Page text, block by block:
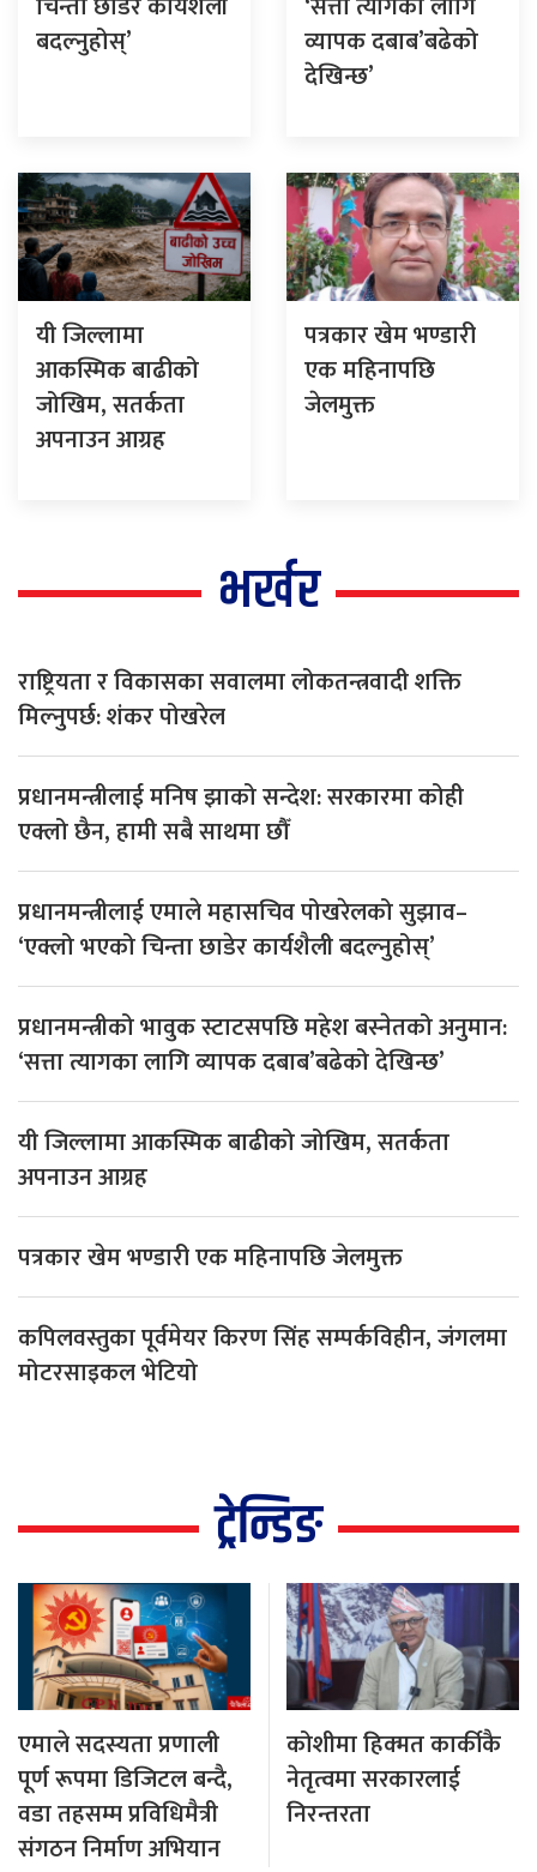
बदल्नुहोस्’
व्यापक दबाब’बढेको
देखिन्छ’
यी जिल्लामा
आकस्मिक बाढीको
जोखिम, सतर्कता
अपनाउन आग्रह
पत्रकार खेम भण्डारी
एक महिनापछि
जेलमुक्त
भर्खर
राष्ट्रियता र विकासका सवालमा लोकतन्त्रवादी शक्ति
मिल्नुपर्छ: शंकर पोखरेल
प्रधानमन्त्रीलाई मनिष झाको सन्देश: सरकारमा कोही
एक्लो छैन, हामी सबै साथमा छौँ
प्रधानमन्त्रीलाई एमाले महासचिव पोखरेलको सुझाव–
‘एक्लो भएको चिन्ता छाडेर कार्यशैली बदल्नुहोस्’
प्रधानमन्त्रीको भावुक स्टाटसपछि महेश बस्नेतको अनुमान:
‘सत्ता त्यागका लागि व्यापक दबाब’बढेको देखिन्छ’
यी जिल्लामा आकस्मिक बाढीको जोखिम, सतर्कता
अपनाउन आग्रह
पत्रकार खेम भण्डारी एक महिनापछि जेलमुक्त
कपिलवस्तुका पूर्वमेयर किरण सिंह सम्पर्कविहीन, जंगलमा
मोटरसाइकल भेटियो
ट्रेन्डिङ
एमाले सदस्यता प्रणाली
पूर्ण रूपमा डिजिटल बन्दै,
वडा तहसम्म प्रविधिमैत्री
संगठन निर्माण अभियान
कोशीमा हिक्मत कार्कीकै
नेतृत्वमा सरकारलाई
निरन्तरता